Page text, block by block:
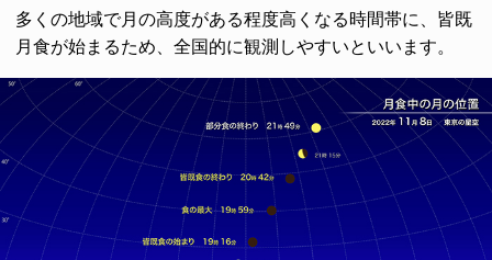
多くの地域で月の高度がある程度高くなる時間帯に、皆既
月食が始まるため、全国的に観測しやすいといいます。